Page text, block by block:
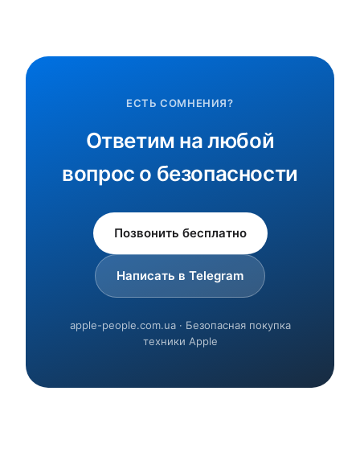
ЕСТЬ СОМНЕНИЯ?
Ответим на любой
вопрос о безопасности
Позвонить бесплатно
Написать в Telegram
apple-people.com.ua · Безопасная покупка
техники Apple